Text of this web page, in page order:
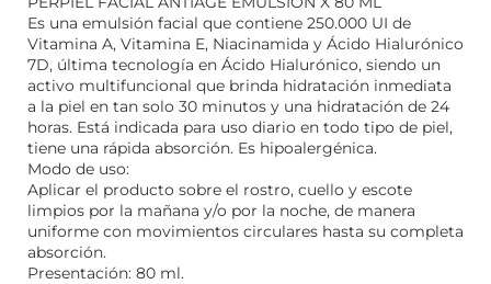
Es una emulsión facial que contiene 250.000 UI de
Vitamina A, Vitamina E, Niacinamida y Ácido Hialurónico
7D, última tecnología en Ácido Hialurónico, siendo un
activo multifuncional que brinda hidratación inmediata
a la piel en tan solo 30 minutos y una hidratación de 24
horas. Está indicada para uso diario en todo tipo de piel,
tiene una rápida absorción. Es hipoalergénica.
Modo de uso:
Aplicar el producto sobre el rostro, cuello y escote
limpios por la mañana y/o por la noche, de manera
uniforme con movimientos circulares hasta su completa
absorción.
Presentación: 80 ml.